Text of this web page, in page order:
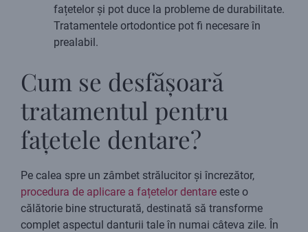
fațetelor și pot duce la probleme de durabilitate.
Tratamentele ortodontice pot fi necesare în
prealabil.
Cum se desfășoară
tratamentul pentru
fațetele dentare?
Pe calea spre un zâmbet strălucitor și încrezător,
procedura de aplicare a fațetelor dentare este o
călătorie bine structurată, destinată să transforme
complet aspectul danturii tale în numai câteva zile. În